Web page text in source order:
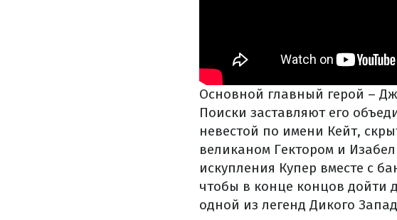
Основной главный герой –
Поиски заставляют его
невестой по имени Кейт,
великаном Гектором и
искупления Купер вместе с
чтобы в конце концов дойти
одной из легенд Дикого